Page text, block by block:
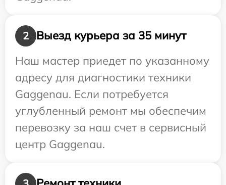
2
Выезд курьера за 35 минут
Наш мастер приедет по указанному
адресу для диагностики техники
Gaggenau. Если потребуется
углубленный ремонт мы обеспечим
перевозку за наш счет в сервисный
центр Gaggenau.